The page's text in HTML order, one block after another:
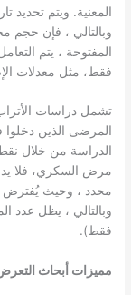
المعنية. ويتم تحديد
وبالتالي ، فإن حجم
المفتوحة ، يتم
فقط، مثل معدلات
تشمل دراسات
المرضى الذين
الدراسة من خلال
مرض السكري، فلا
محدد ، وحيث يُفترض
وبالتالي ، يظل عدد
فقط).
مميزات أبحاث